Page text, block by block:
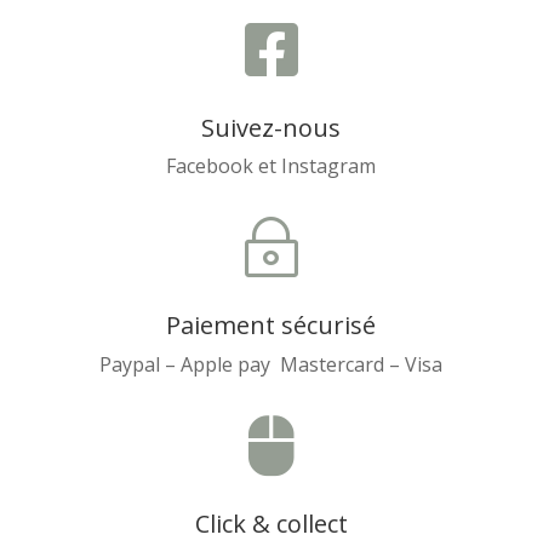

Suivez-nous
Facebook et Instagram
~
Paiement sécurisé
Paypal – Apple pay Mastercard – Visa

Click & collect